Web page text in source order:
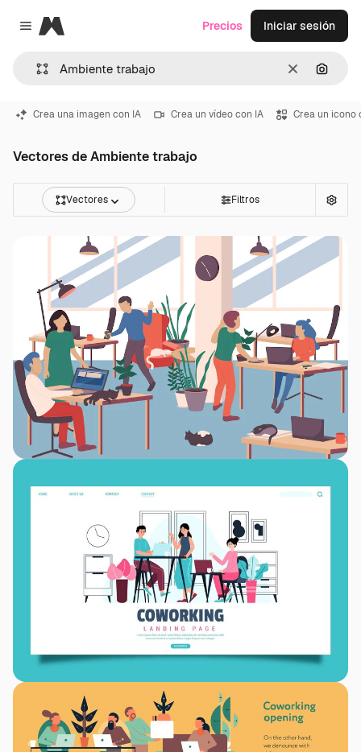
Close menu
Magnific
Borrar
Precios Iniciar sesión
Crea una imagen con IA Crea un vídeo con IA Crea un icono
Vectores de Ambiente trabajo
Vectores Filtros